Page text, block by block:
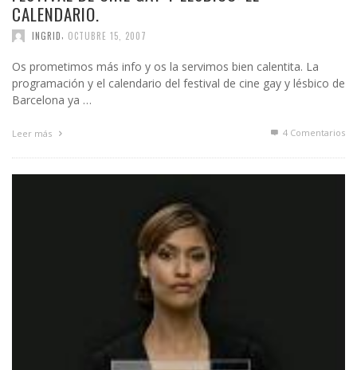
CALENDARIO.
INGRID, OCTUBRE 15, 2007
Os prometimos más info y os la servimos bien calentita. La
programación y el calendario del festival de cine gay y lésbico de
Barcelona ya …
Leer más 4 Comentarios